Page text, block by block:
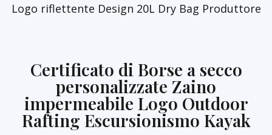
Logo riflettente Design 20L Dry Bag Produttore
Certificato di Borse a secco
personalizzate Zaino
impermeabile Logo Outdoor
Rafting Escursionismo Kayak